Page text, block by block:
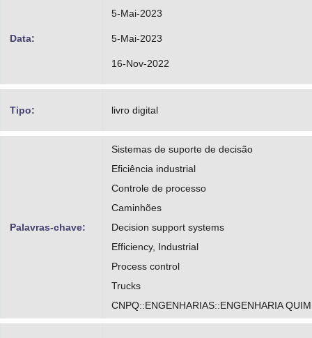
Data:
5-Mai-2023
5-Mai-2023
16-Nov-2022
Tipo: livro digital
Palavras-chave:
Sistemas de suporte de decisão
Eficiência industrial
Controle de processo
Caminhões
Decision support systems
Efficiency, Industrial
Process control
Trucks
CNPQ::ENGENHARIAS::ENGENHARIA